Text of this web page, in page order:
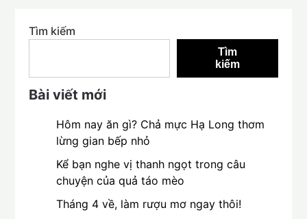
Tìm kiếm
Tìm
kiếm
Bài viết mới
Hôm nay ăn gì? Chả mực Hạ Long thơm
lừng gian bếp nhỏ
Kể bạn nghe vị thanh ngọt trong câu
chuyện của quả táo mèo
Tháng 4 về, làm rượu mơ ngay thôi!